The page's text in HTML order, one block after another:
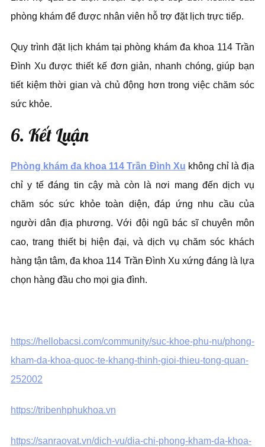
phòng khám để được nhân viên hỗ trợ đặt lịch trực tiếp.
Quy trình đặt lịch khám tại phòng khám đa khoa 114 Trần
Đình Xu được thiết kế đơn giản, nhanh chóng, giúp bạn
tiết kiệm thời gian và chủ động hơn trong việc chăm sóc
sức khỏe.
6. Kết Luận
Phòng khám đa khoa 114 Trần Đình Xu không chỉ là địa
chỉ y tế đáng tin cậy mà còn là nơi mang đến dịch vụ
chăm sóc sức khỏe toàn diện, đáp ứng nhu cầu của
người dân địa phương. Với đội ngũ bác sĩ chuyên môn
cao, trang thiết bị hiện đại, và dịch vụ chăm sóc khách
hàng tận tâm, đa khoa 114 Trần Đình Xu xứng đáng là lựa
chọn hàng đầu cho mọi gia đình.
https://hellobacsi.com/community/suc-khoe-phu-nu/phong-
kham-da-khoa-quoc-te-khang-thinh-gioi-thieu-tong-quan-
252002
https://tribenhphukhoa.vn
https://sanraovat.vn/dich-vu/dia-chi-phong-kham-da-khoa-